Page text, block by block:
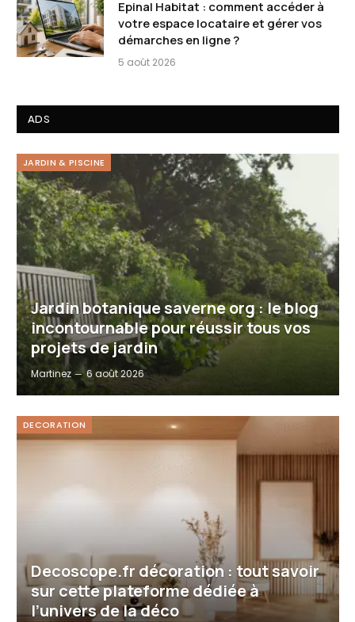
Epinal Habitat : comment accéder à
votre espace locataire et gérer vos
démarches en ligne ?
5 août 2026
ADS
JARDIN & PISCINE
Jardin botanique saverne org : le blog
incontournable pour réussir tous vos
projets de jardin
Martinez 6 août 2026
DECORATION
Decoscope.fr décoration : tout savoir
sur cette plateforme dédiée à
l’univers de la déco